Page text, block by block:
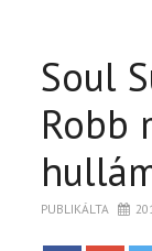
PÓLÓ
Soul
Robb
PUBLIKÁLTA